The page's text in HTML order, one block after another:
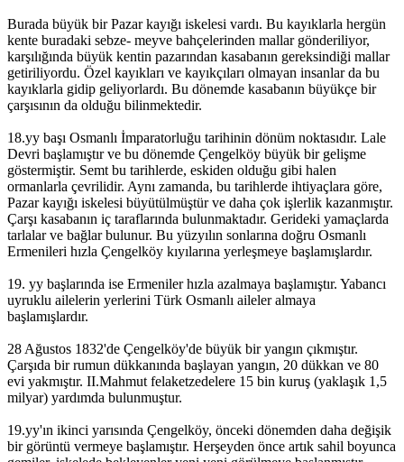
Burada büyük bir Pazar kayığı iskelesi vardı. Bu kayıklarla hergün
kente buradaki sebze- meyve bahçelerinden mallar gönderiliyor,
karşılığında büyük kentin pazarından kasabanın gereksindiği mallar
getiriliyordu. Özel kayıkları ve kayıkçıları olmayan insanlar da bu
kayıklarla gidip geliyorlardı. Bu dönemde kasabanın büyükçe bir
çarşısının da olduğu bilinmektedir.
18.yy başı Osmanlı İmparatorluğu tarihinin dönüm noktasıdır. Lale
Devri başlamıştır ve bu dönemde Çengelköy büyük bir gelişme
göstermiştir. Semt bu tarihlerde, eskiden olduğu gibi halen
ormanlarla çevrilidir. Aynı zamanda, bu tarihlerde ihtiyaçlara göre,
Pazar kayığı iskelesi büyütülmüştür ve daha çok işlerlik kazanmıştır.
Çarşı kasabanın iç taraflarında bulunmaktadır. Gerideki yamaçlarda
tarlalar ve bağlar bulunur. Bu yüzyılın sonlarına doğru Osmanlı
Ermenileri hızla Çengelköy kıyılarına yerleşmeye başlamışlardır.
19. yy başlarında ise Ermeniler hızla azalmaya başlamıştır. Yabancı
uyruklu ailelerin yerlerini Türk Osmanlı aileler almaya
başlamışlardır.
28 Ağustos 1832'de Çengelköy'de büyük bir yangın çıkmıştır.
Çarşıda bir rumun dükkanında başlayan yangın, 20 dükkan ve 80
evi yakmıştır. II.Mahmut felaketzedelere 15 bin kuruş (yaklaşık 1,5
milyar) yardımda bulunmuştur.
19.yy'ın ikinci yarısında Çengelköy, önceki dönemden daha değişik
bir görüntü vermeye başlamıştır. Herşeyden önce artık sahil boyunca